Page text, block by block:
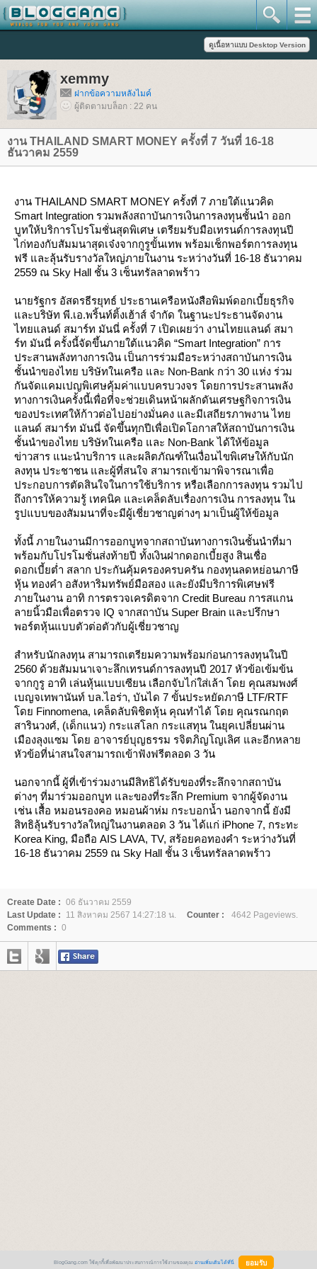
xemmy
ฝากข้อความหลังไมค์
ผู้ติดตามบล็อก : 22 คน
งาน THAILAND SMART MONEY ครั้งที่ 7 วันที่ 16-18
ธันวาคม 2559
งาน THAILAND SMART MONEY ครั้งที่ 7 ภายใต้แนวคิด
Smart Integration รวมพลังสถาบันการเงินการลงทุนชั้นนำ ออก
บูทให้บริการโปรโมชั่นสุดพิเศษ เตรียมรับมือเทรนด์การลงทุนปี
ไก่ทองกับสัมมนาสุดเจ๋งจากกูรูขั้นเทพ พร้อมเช็กพอร์ตการลงทุน
ฟรี และลุ้นรับรางวัลใหญ่ภายในงาน ระหว่างวันที่ 16-18 ธันวาคม
2559 ณ Sky Hall ชั้น 3 เซ็นทรัลลาดพร้าว
นายรัฐกร อัสดรธีรยุทธ์ ประธานเครือหนังสือพิมพ์ดอกเบี้ยธุรกิจ
ละบริษัท พี.เอ.พริ้นท์ติ้งเฮ้าส์ จำกัด ในฐานะประธานจัดงาน
ไทยแลนด์ สมาร์ท มันนี่ ครั้งที่ 7 เปิดเผยว่า งานไทยแลนด์ สมา
ร์ท มันนี่ ครั้งนี้จัดขึ้นภายใต้แนวคิด “Smart Integration” การ
ประสานพลังทางการเงิน เป็นการร่วมมือระหว่างสถาบันการเงิน
ชั้นนำของไทย บริษัทในเครือ และ Non-Bank กว่า 30 แห่ง ร่วม
กันจัดแคมเปญพิเศษคุ้มค่าแบบครบวงจร โดยการประสานพลัง
ทางการเงินครั้งนี้เพื่อที่จะช่วยเดินหน้าผลักดันเศรษฐกิจการเงิน
ของประเทศให้ก้าวต่อไปอย่างมั่นคง และมีเสถียรภาพงาน ไท
ลนด์ สมาร์ท มันนี่ จัดขึ้นทุกปีเพื่อเปิดโอกาสให้สถาบันการเงิน
ชั้นนำของไทย บริษัทในเครือ และ Non-Bank ได้ให้ข้อมูล
ข่าวสาร แนะนำบริการ และผลิตภัณฑ์ในเงื่อนไขพิเศษให้กับนัก
ลงทุน ประชาชน และผู้ที่สนใจ สามารถเข้ามาพิจารณาเพื่อ
ประกอบการตัดสินใจในการใช้บริการ หรือเลือกการลงทุน รวมไป
ถึงการให้ความรู้ เทคนิค และเคล็ดลับเรื่องการเงิน การลงทุน ใน
รูปแบบของสัมมนาที่จะมีผู้เชี่ยวชาญต่างๆ มาเป็นผู้ให้ข้อมูล
ทั้งนี้ ภายในงานมีการออกบูทจากสถาบันทางการเงินชั้นนำที่มา
พร้อมกับโปรโมชั่นส่งท้ายปี ทั้งเงินฝากดอกเบี้ยสูง สินเชื่อ
ดอกเบี้ยต่ำ สลาก ประกันคุ้มครองครบครัน กองทุนลดหย่อนภาษี
หุ้น ทองคำ อสังหาริมทรัพย์มือสอง และยังมีบริการพิเศษฟรี
ภายในงาน อาทิ การตรวจเครดิตจาก Credit Bureau การสแกน
ลายนิ้วมือเพื่อตรวจ IQ จากสถาบัน Super Brain และปรึกษา
พอร์ตหุ้นแบบตัวต่อตัวกับผู้เชี่ยวชาญ
สำหรับนักลงทุน สามารถเตรียมความพร้อมก่อนการลงทุนในปี
2560 ด้วยสัมมนาเจาะลึกเทรนด์การลงทุนปี 2017 หัวข้อเข้มข้น
จากกูรู อาทิ เล่นหุ้นแบบเซียน เลือกจับไก่ใส่เล้า โดย คุณสมพงศ์
เบญจเทพานันท์ บล.ไอร่า, บันได 7 ขั้นประหยัดภาษี LTF/RTF
ดย Finnomena, เคล็ดลับพิชิตหุ้น คุณทำได้ โดย คุณรณกฤต
สารินวงศ์, (เด็กแนว) กระแสโลก กระแสทุน ในยุคเปลี่ยนผ่าน
เมืองลุงแซม โดย อาจารย์บุญธรรม รจิตภิญโญเลิศ และอีกหลา
หัวข้อที่น่าสนใจสามารถเข้าฟังฟรีตลอด 3 วัน
นอกจากนี้ ผู้ที่เข้าร่วมงานมีสิทธิได้รับของที่ระลึกจากสถาบัน
ต่างๆ ที่มาร่วมออกบูท และของที่ระลึก Premium จากผู้จัดงาน
เช่น เสื้อ หมอนรองคอ หมอนผ้าห่ม กระบอกน้ำ นอกจากนี้ ยังมี
สิทธิลุ้นรับรางวัลใหญ่ในงานตลอด 3 วัน ได้แก่ iPhone 7, กระทะ
Korea King, มือถือ AIS LAVA, TV, สร้อยคอทองคำ ระหว่างวันที่
16-18 ธันวาคม 2559 ณ Sky Hall ชั้น 3 เซ็นทรัลลาดพร้าว
Create Date : 06 ธันวาคม 2559
Last Update :
11 สิงหาคม 2567 14:27:18 น. Counter :
4642 Pageviews.
Comments : 0
BlogGang.com ใช้คุกกี้เพื่อพัฒนาประสบการณ์การใช้งานของคุณ อ่านเพิ่มเติมได้ที่นี่